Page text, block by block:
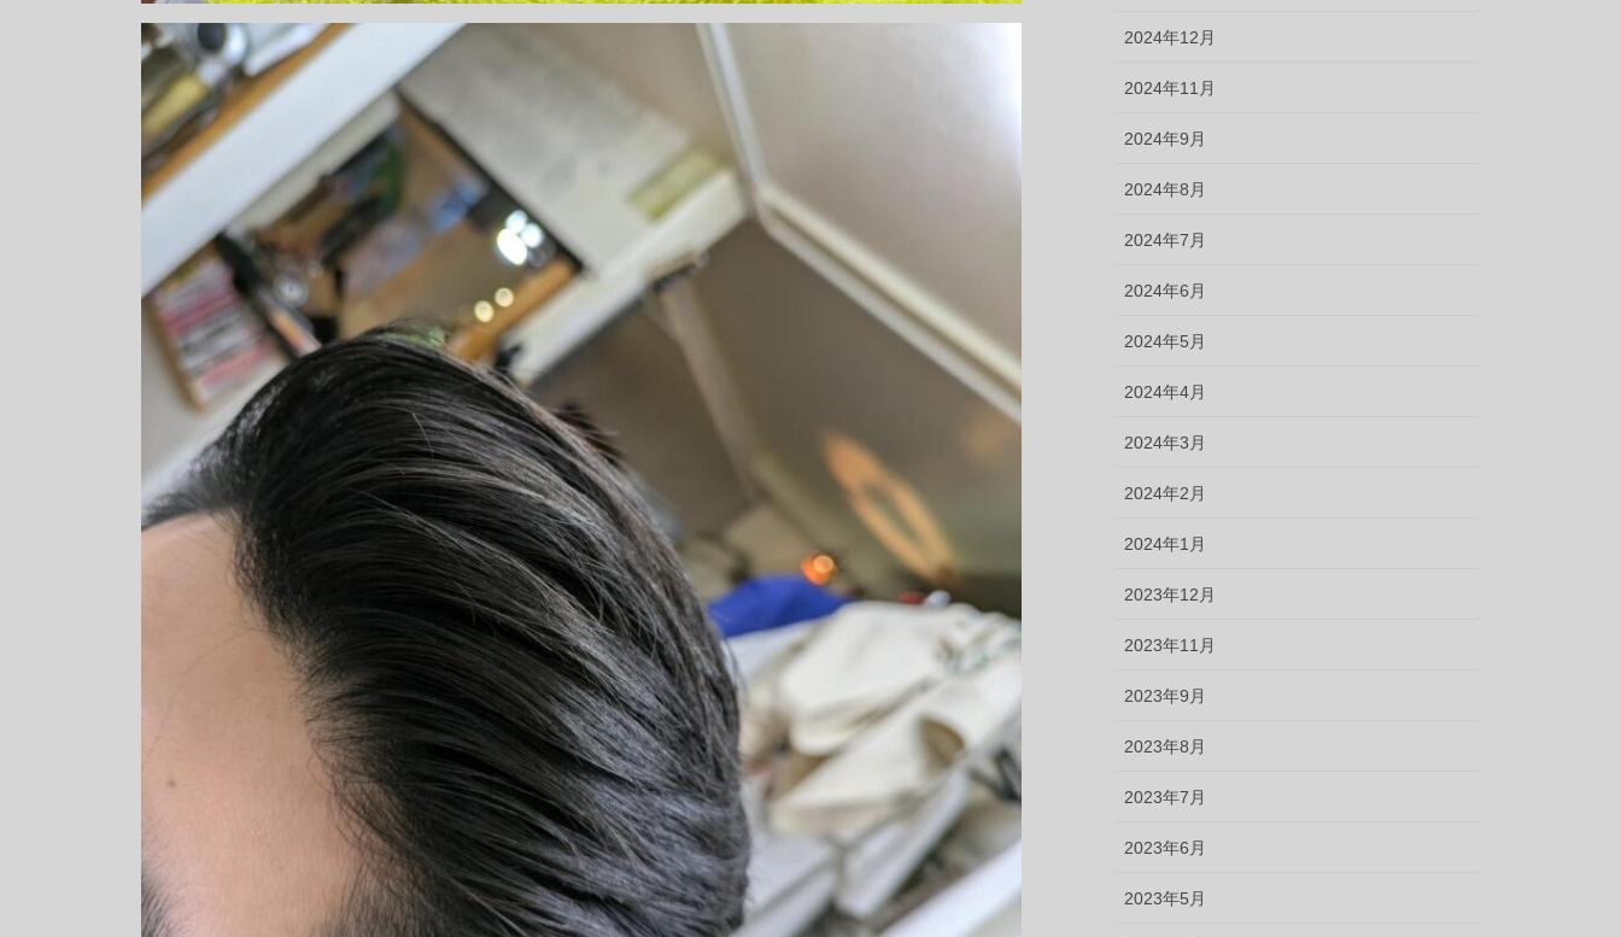
2024年12月
2024年11月
2024年9月
2024年8月
2024年7月
2024年6月
2024年5月
2024年4月
2024年3月
2024年2月
2024年1月
2023年12月
2023年11月
2023年9月
2023年8月
2023年7月
2023年6月
2023年5月